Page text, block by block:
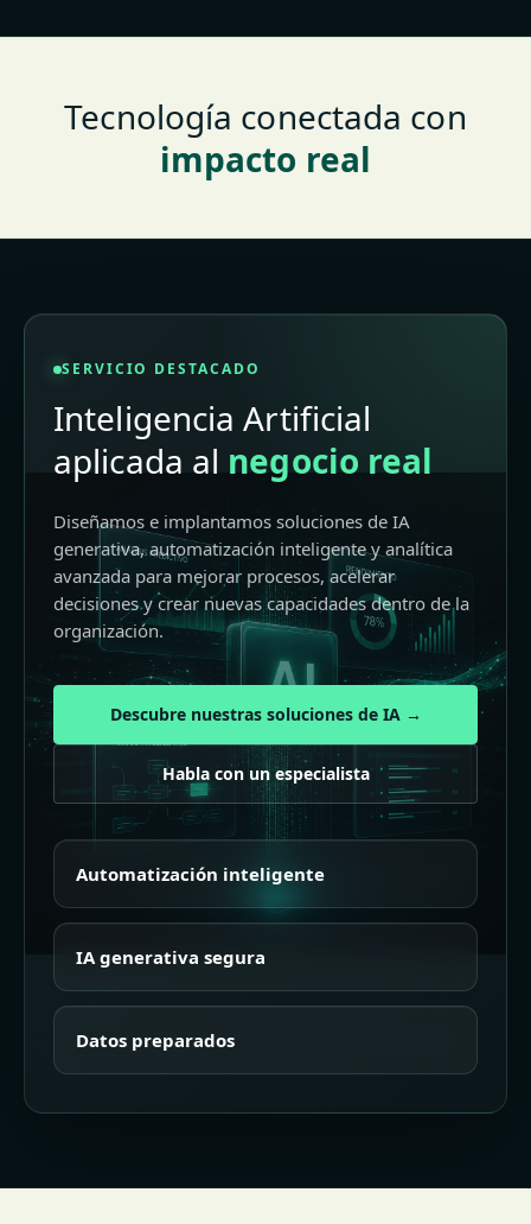
Tecnología conectada con
impacto real
SERVICIO DESTACADO
Inteligencia Artificial
aplicada al negocio real
Diseñamos e implantamos soluciones de IA
generativa, automatización inteligente y analítica
avanzada para mejorar procesos, acelerar
decisiones y crear nuevas capacidades dentro de la
organización.
Descubre nuestras soluciones de IA →
Habla con un especialista
Automatización inteligente
IA generativa segura
Datos preparados